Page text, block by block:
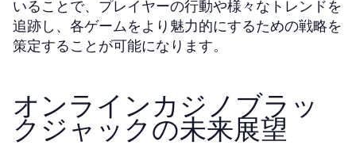
いることで、プレイヤーの行動や様々なトレンドを
追跡し、各ゲームをより魅力的にするための戦略を
策定することが可能になります。
オンラインカジノブラッ
クジャックの未来展望